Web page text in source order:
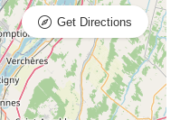
Get Directions